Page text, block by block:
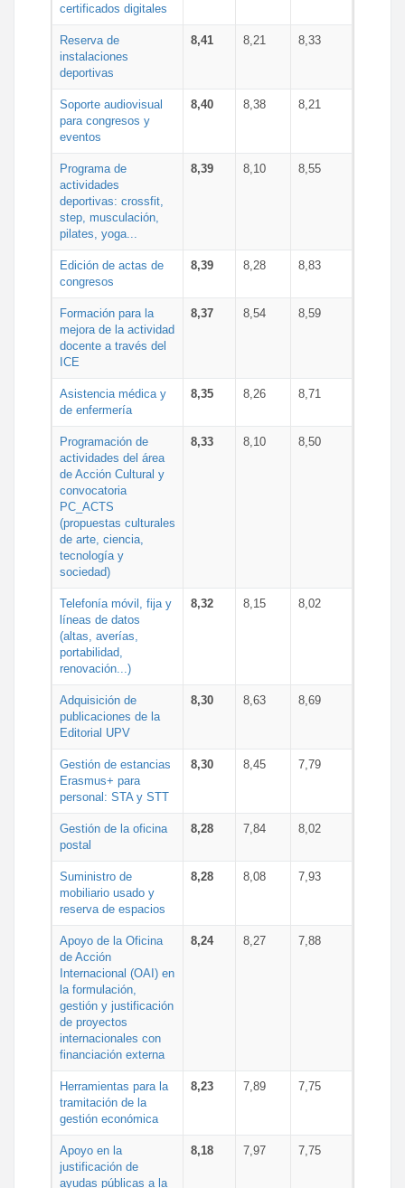
certificados digitales
Reserva de
instalaciones
deportivas
8,41 8,21 8,33
Soporte audiovisual
para congresos y
eventos
8,40 8,38 8,21
Programa de
actividades
deportivas: crossfit,
step, musculación,
pilates, yoga...
8,39 8,10 8,55
Edición de actas de
congresos
8,39 8,28 8,83
Formación para la
mejora de la actividad
docente a través del
ICE
8,37 8,54 8,59
Asistencia médica y
de enfermería
8,35 8,26 8,71
Programación de
actividades del área
de Acción Cultural y
convocatoria
PC_ACTS
(propuestas culturales
de arte, ciencia,
tecnología y
sociedad)
8,33 8,10 8,50
Telefonía móvil, fija y
líneas de datos
(altas, averías,
portabilidad,
renovación...)
8,32 8,15 8,02
Adquisición de
publicaciones de la
Editorial UPV
8,30 8,63 8,69
Gestión de estancias
Erasmus+ para
personal: STA y STT
8,30 8,45 7,79
Gestión de la oficina
postal
8,28 7,84 8,02
Suministro de
mobiliario usado y
reserva de espacios
8,28 8,08 7,93
Apoyo de la Oficina
de Acción
Internacional (OAI) en
la formulación,
gestión y justificación
de proyectos
internacionales con
financiación externa
8,24 8,27 7,88
Herramientas para la
tramitación de la
gestión económica
8,23 7,89 7,75
Apoyo en la
justificación de
ayudas públicas a la
8,18 7,97 7,75